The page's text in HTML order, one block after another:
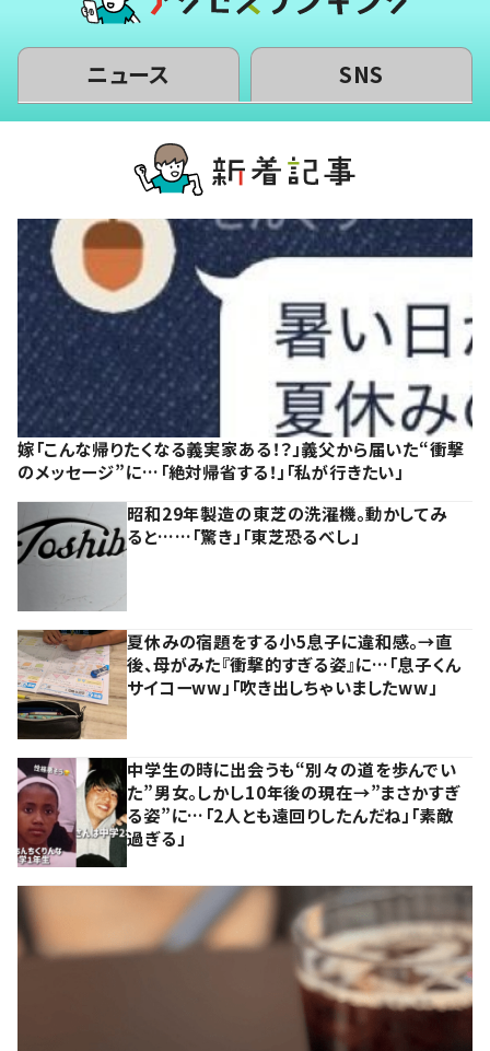
ニュース SNS
嫁「こんな帰りたくなる義実家ある！？」義父から届いた“衝撃
のメッセージ”に…「絶対帰省する！」「私が行きたい」
昭和29年製造の東芝の洗濯機。動かしてみ
ると……「驚き」「東芝恐るべし」
夏休みの宿題をする小5息子に違和感。→直
後、母がみた『衝撃的すぎる姿』に…「息子くん
サイコーww」「吹き出しちゃいましたww」
中学生の時に出会うも“別々の道を歩んでい
た”男女。しかし10年後の現在→”まさかすぎ
る姿”に…「2人とも遠回りしたんだね」「素敵
過ぎる」